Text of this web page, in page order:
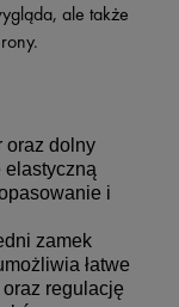
ale także
oraz dolny
elastyczną
i
zamek
łatwe
regulację